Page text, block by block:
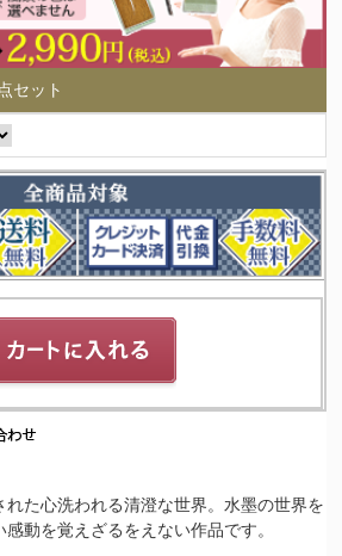
セット
れた心洗われる清澄な世界。水墨の世界を
動を覚えざるをえない作品です。